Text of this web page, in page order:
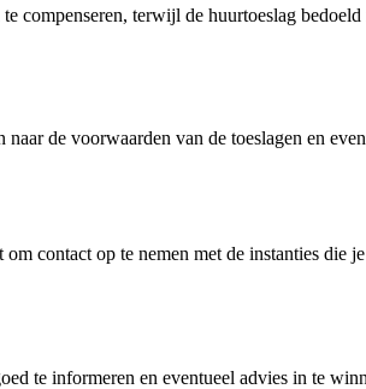
compenseren, terwijl de huurtoeslag
de voorwaarden van de toeslagen en
contact op te nemen met de instanties die
te informeren en eventueel advies in te